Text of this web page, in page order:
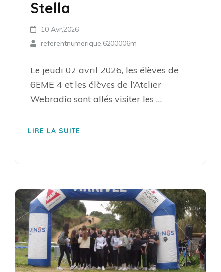
Stella
10 Avr,2026
referentnumerique.6200006m
Le jeudi 02 avril 2026, les élèves de
6EME 4 et les élèves de l’Atelier
Webradio sont allés visiter les …
LIRE LA SUITE